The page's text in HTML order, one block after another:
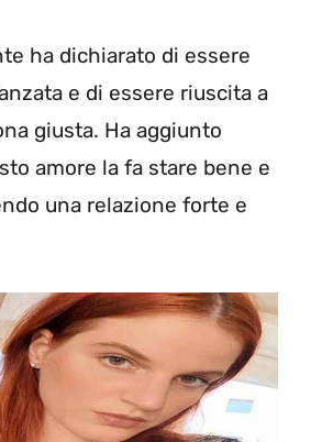
ha dichiarato di essere
e di essere riuscita a
giusta. Ha aggiunto
amore la fa stare bene e
una relazione forte e